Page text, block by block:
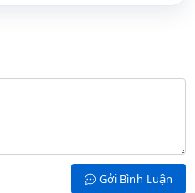
Gởi Bình Luận